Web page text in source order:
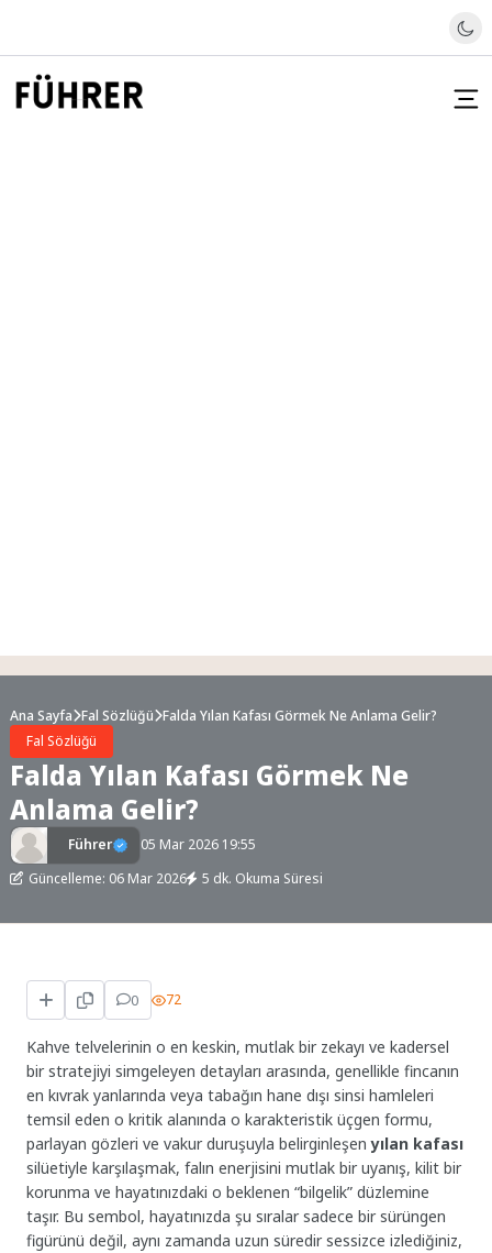
Ana Sayfa Fal Sözlüğü Falda Yılan Kafası Görmek Ne Anlama Gelir?
Fal Sözlüğü
Falda Yılan Kafası Görmek Ne
Anlama Gelir?
Führer
05 Mar 2026 19:55
Güncelleme: 06 Mar 2026
5 dk. Okuma Süresi
0 72
Kahve telvelerinin o en keskin, mutlak bir zekayı ve kadersel
bir stratejiyi simgeleyen detayları arasında, genellikle fincanın
en kıvrak yanlarında veya tabağın hane dışı sinsi hamleleri
temsil eden o kritik alanında o karakteristik üçgen formu,
parlayan gözleri ve vakur duruşuyla belirginleşenyılan kafası
silüetiyle karşılaşmak, falın enerjisini mutlak bir uyanış, kilit bir
korunma ve hayatınızdaki o beklenen “bilgelik” düzlemine
taşır. Bu sembol, hayatınızda şu sıralar sadece bir sürüngen
figürünü değil, aynı zamanda uzun süredir sessizce izlediğiniz,